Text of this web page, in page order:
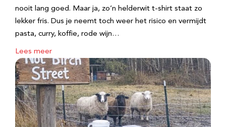
nooit lang goed. Maar ja, zo’n helderwit t-shirt staat zo
lekker fris. Dus je neemt toch weer het risico en vermijdt
pasta, curry, koffie, rode wijn…
Lees meer